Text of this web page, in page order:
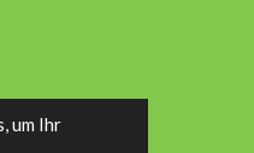
um Ihr